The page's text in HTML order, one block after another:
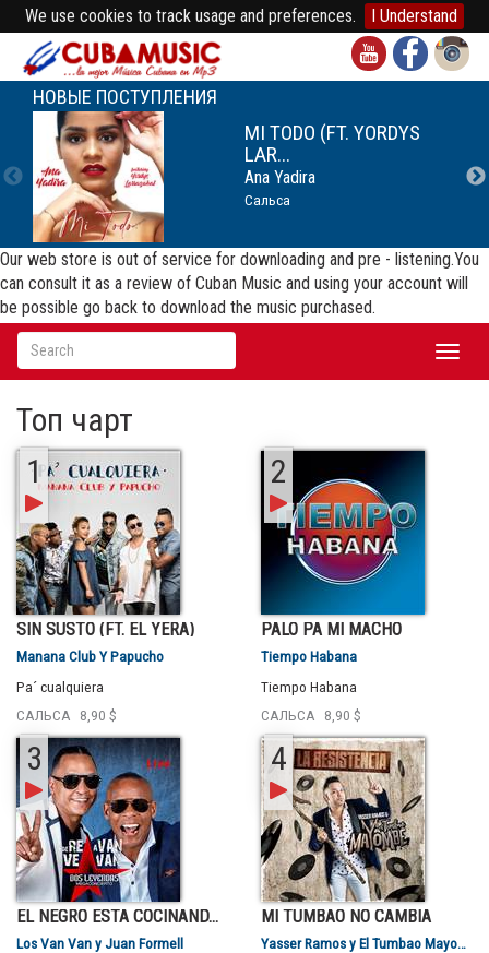
We use cookies to track usage and preferences. I Understand
НОВЫЕ ПОСТУПЛЕНИЯ
MI TODO (FT. YORDYS
LAR...
Ana Yadira
Сальса
Our web store is out of service for downloading and pre - listening.You
can consult it as a review of Cuban Music and using your account will
be possible go back to download the music purchased.
Топ чарт
1
SIN SUSTO (FT. EL YERA)
Manana Club Y Papucho
Pa´ cualquiera
САЛЬСА
8,90 $
2
PALO PA MI MACHO
Tiempo Habana
Tiempo Habana
САЛЬСА
8,90 $
3
EL NEGRO ESTÁ COCINAND...
Los Van Van y Juan Formell
4
MI TUMBAO NO CAMBIA
Yasser Ramos y El Tumbao Mayombe